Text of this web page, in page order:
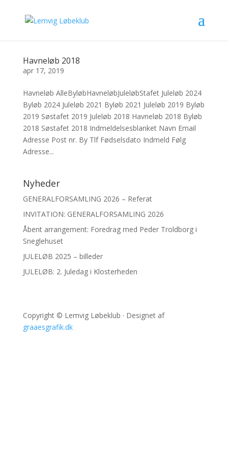
Havneløb 2018
apr 17, 2019
Havneløb AlleByløbHavneløbJuleløbStafet Juleløb 2024
Byløb 2024 Juleløb 2021 Byløb 2021 Juleløb 2019 Byløb
2019 Søstafet 2019 Juleløb 2018 Havneløb 2018 Byløb
2018 Søstafet 2018 Indmeldelsesblanket Navn Email
Adresse Post nr. By Tlf Fødselsdato Indmeld Følg
Adresse...
Nyheder
GENERALFORSAMLING 2026 – Referat
INVITATION: GENERALFORSAMLING 2026
Åbent arrangement: Foredrag med Peder Troldborg i
Sneglehuset
JULELØB 2025 – billeder
JULELØB: 2. Juledag i Klosterheden
Copyright © Lemvig Løbeklub · Designet af
graaesgrafik.dk